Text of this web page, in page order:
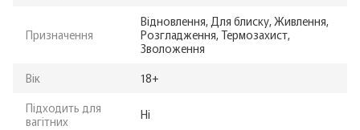
Призначення
Відновлення, Для блиску, Живлення,
Розгладження, Термозахист,
Зволоження
Вік
18+
Підходить для
вагітних
Ні